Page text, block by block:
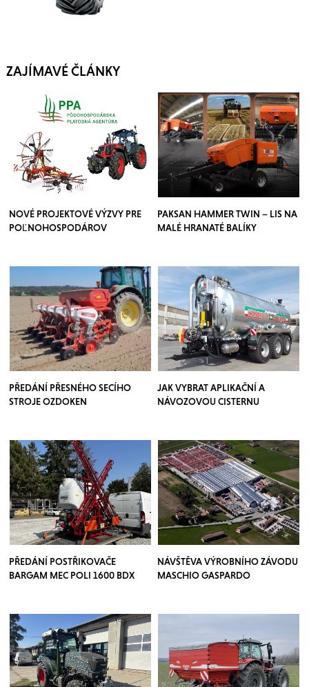
ZAJÍMAVÉ ČLÁNKY
NOVÉ PROJEKTOVÉ VÝZVY PRE
POĽNOHOSPODÁROV
PAKSAN HAMMER TWIN – LIS NA
MALÉ HRANATÉ BALÍKY
PŘEDÁNÍ PŘESNÉHO SECÍHO
STROJE OZDOKEN
JAK VYBRAT APLIKAČNÍ A
NÁVOZOVOU CISTERNU
PŘEDÁNÍ POSTŘIKOVAČE
BARGAM MEC POLI 1600 BDX
NÁVŠTĚVA VÝROBNÍHO ZÁVODU
MASCHIO GASPARDO